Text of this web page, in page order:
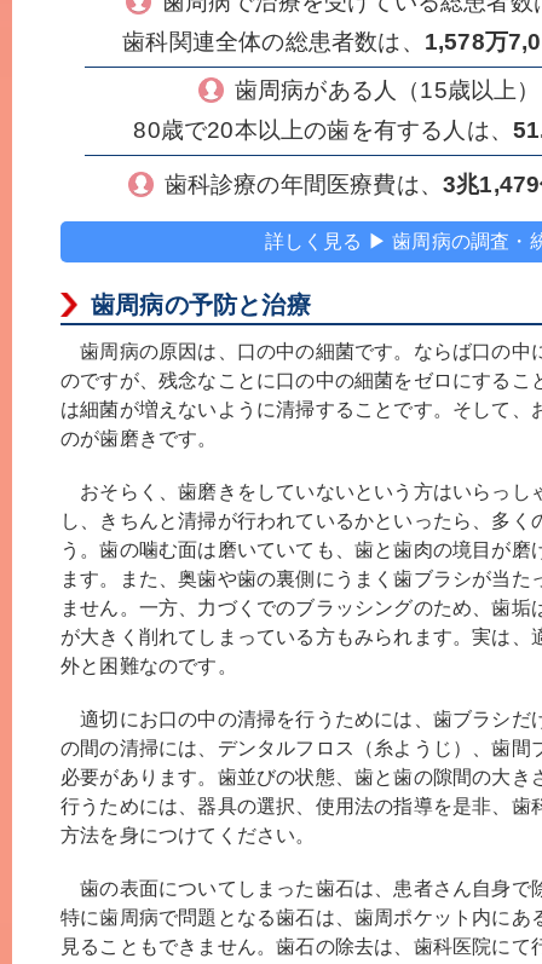
歯科関連全体の総患者数は、 1,578万
歯周病がある人（15歳以上
80歳で20本以上の歯を有する人は、
歯科診療の年間医療費は、 3兆
詳しく見る ▶ 歯周病の調査・
歯周病の予防と治療
歯周病の原因は、口の中の細菌です。ならば口の中
のですが、残念なことに口の中の細菌をゼロにするこ
は細菌が増えないように清掃することです。そして、
のが歯磨きです。
おそらく、歯磨きをしていないという方はいらっし
し、きちんと清掃が行われているかといったら、多く
う。歯の噛む面は磨いていても、歯と歯肉の境目が磨
ます。また、奥歯や歯の裏側にうまく歯ブラシが当た
ません。一方、力づくでのブラッシングのため、歯垢
が大きく削れてしまっている方もみられます。実は、
外と困難なのです。
適切にお口の中の清掃を行うためには、歯ブラシだ
の間の清掃には、デンタルフロス（糸ようじ）、歯間
必要があります。歯並びの状態、歯と歯の隙間の大き
行うためには、器具の選択、使用法の指導を是非、歯
方法を身につけてください。
歯の表面についてしまった歯石は、患者さん自身で
特に歯周病で問題となる歯石は、歯周ポケット内にあ
見ることもできません。歯石の除去は、歯科医院にて